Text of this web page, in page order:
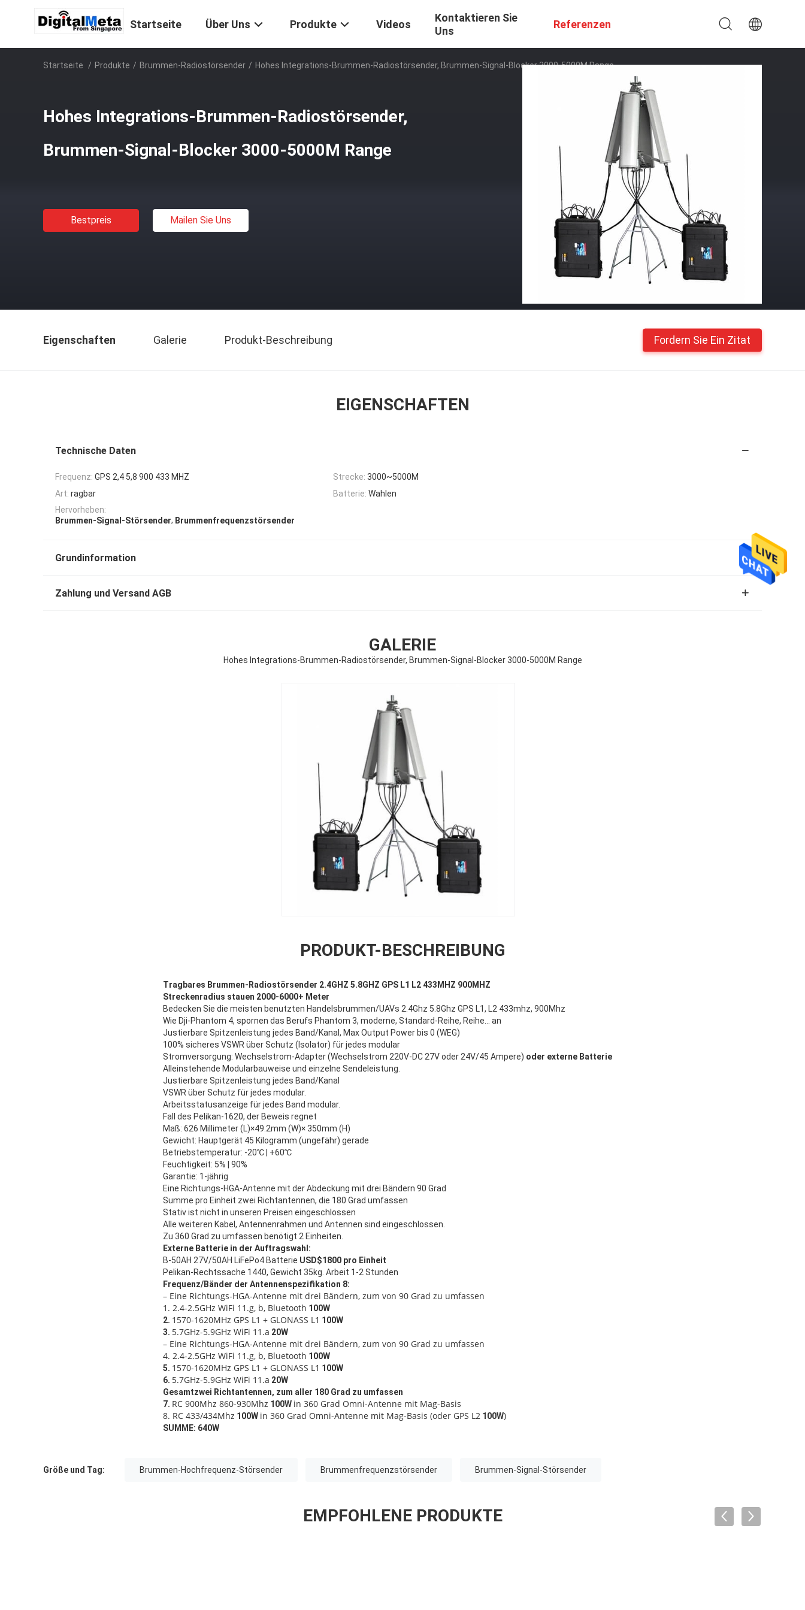
Startseite Über Uns Produkte Videos
Kontaktieren Sie
Uns
Referenzen
Startseite / Produkte / Brummen-Radiostörsender / Hohes Integrations-Brummen-Radiostörsender, Brummen-Signal-Blocker 3000-5000M Range
Hohes Integrations-Brummen-Radiostörsender,
Brummen-Signal-Blocker 3000-5000M Range
Bestpreis Mailen Sie Uns
Eigenschaften Galerie Produkt-Beschreibung Fordern Sie Ein Zitat
EIGENSCHAFTEN
Technische Daten
Frequenz: GPS 2,4 5,8 900 433 MHZ Strecke: 3000~5000M
Art: ragbar Batterie: Wahlen
Hervorheben:
Brummen-Signal-Störsender, Brummenfrequenzstörsender
Grundinformation
Zahlung und Versand AGB
GALERIE
Hohes Integrations-Brummen-Radiostörsender, Brummen-Signal-Blocker 3000-5000M Range
PRODUKT-BESCHREIBUNG
Tragbares Brummen-Radiostörsender 2.4GHZ 5.8GHZ GPS L1 L2 433MHZ 900MHZ
Streckenradius stauen 2000-6000+ Meter
Bedecken Sie die meisten benutzten Handelsbrummen/UAVs 2.4Ghz 5.8Ghz GPS L1, L2 433mhz, 900Mhz
Wie Dji-Phantom 4, spornen das Berufs Phantom 3, moderne, Standard-Reihe, Reihe… an
Justierbare Spitzenleistung jedes Band/Kanal, Max Output Power bis 0 (WEG)
100% sicheres VSWR über Schutz (Isolator) für jedes modular
Stromversorgung: Wechselstrom-Adapter (Wechselstrom 220V-DC 27V oder 24V/45 Ampere) oder externe Batterie
Alleinstehende Modularbauweise und einzelne Sendeleistung.
Justierbare Spitzenleistung jedes Band/Kanal
VSWR über Schutz für jedes modular.
Arbeitsstatusanzeige für jedes Band modular.
Fall des Pelikan-1620, der Beweis regnet
Maß: 626 Millimeter (L)×49.2mm (W)× 350mm (H)
Gewicht: Hauptgerät 45 Kilogramm (ungefähr) gerade
Betriebstemperatur: -20℃ | +60℃
Feuchtigkeit: 5% | 90%
Garantie: 1-jährig
Eine Richtungs-HGA-Antenne mit der Abdeckung mit drei Bändern 90 Grad
Summe pro Einheit zwei Richtantennen, die 180 Grad umfassen
Stativ ist nicht in unseren Preisen eingeschlossen
Alle weiteren Kabel, Antennenrahmen und Antennen sind eingeschlossen.
Zu 360 Grad zu umfassen benötigt 2 Einheiten.
Externe Batterie in der Auftragswahl:
B-50AH 27V/50AH LiFePo4 Batterie USD$1800 pro Einheit
Pelikan-Rechtssache 1440, Gewicht 35kg. Arbeit 1-2 Stunden
Frequenz/Bänder der Antennenspezifikation 8:
– Eine Richtungs-HGA-Antenne mit drei Bändern, zum von 90 Grad zu umfassen
1. 2.4-2.5GHz WiFi 11.g, b, Bluetooth 100W
2. 1570-1620MHz GPS L1 + GLONASS L1 100W
3. 5.7GHz-5.9GHz WiFi 11.a 20W
– Eine Richtungs-HGA-Antenne mit drei Bändern, zum von 90 Grad zu umfassen
4. 2.4-2.5GHz WiFi 11.g, b, Bluetooth 100W
5. 1570-1620MHz GPS L1 + GLONASS L1 100W
6. 5.7GHz-5.9GHz WiFi 11.a 20W
Gesamtzwei Richtantennen, zum aller 180 Grad zu umfassen
7. RC 900Mhz 860-930Mhz 100W in 360 Grad Omni-Antenne mit Mag-Basis
8. RC 433/434Mhz 100W in 360 Grad Omni-Antenne mit Mag-Basis (oder GPS L2 100W)
SUMME: 640W
Größe und Tag: Brummen-Hochfrequenz-Störsender Brummenfrequenzstörsender Brummen-Signal-Störsender
EMPFOHLENE PRODUKTE